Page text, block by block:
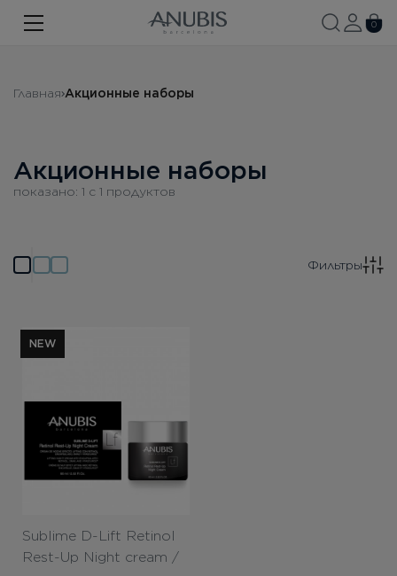
ЛИЦО
ВОЛОСЫ
SPF
Бесплатная консультация
Вход/Регистрация
RU
0
Главная Акционные наборы
Акционные наборы
показано: 1 c 1 продуктов
Фильтры
NEW
Sublime D-Lift Retinol
Rest-Up Night cream /